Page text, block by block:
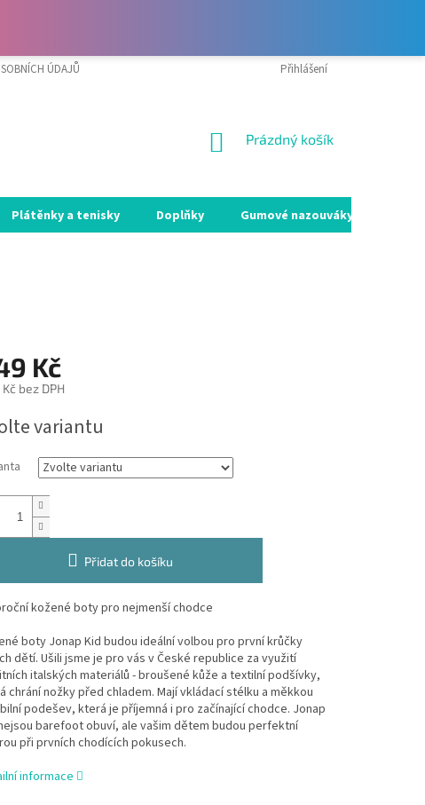
ÚDAJŮ MOJE OBJEDNÁVKA
Přihlášení
NÁKUPNÍ
Prázdný košík
Plátěnky a tenisky Doplňky Gumové nazouváky
Kč
bez DPH
variantu
Přidat do košíku
kožené boty pro nejmenší chodce
boty Jonap Kid budou ideální volbou pro první krůčky
dětí. Ušili jsme je pro vás v České republice za využití
italských materiálů - broušené kůže a textilní podšívky,
chrání nožky před chladem. Mají vkládací stélku a měkkou
podešev, která je příjemná i pro začínající chodce. Jonap
barefoot obuví, ale vašim dětem budou perfektní
při prvních chodících pokusech.
informace